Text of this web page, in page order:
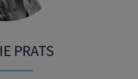
PRATS